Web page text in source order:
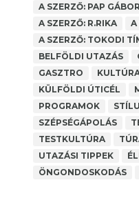
A SZERZŐ: PAP GÁBOR
A SZERZŐ: R.RIKA
A
A SZERZŐ: TOKODI
BELFÖLDI UTAZÁS
GASZTRO
KÜLFÖLDI ÚTICÉL
PROGRAMOK
SZÉPSÉGÁPOLÁS
TESTKULTÚRA
UTAZÁSI TIPPEK
ÖNGONDOSKODÁS
NEA
A SZERZŐ: PAP MÁRIA